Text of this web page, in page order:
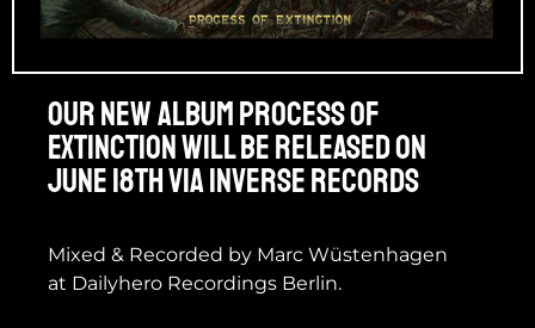
Our new album PROCESS OF
EXTINCTION will be released on
June 18th via Inverse Records
Mixed & Recorded by Marc Wüstenhagen
at Dailyhero Recordings Berlin.